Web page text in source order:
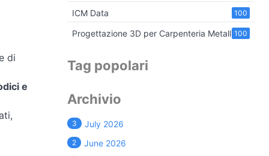
di
e
100
ICM Data
100
Progettazione 3D per Carpenteria Metallica
Tag popolari
Archivio
3 July 2026
2 June 2026